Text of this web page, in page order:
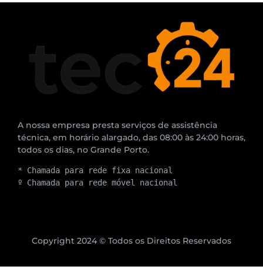
A nossa empresa presta serviços de assistência
técnica, em horário alargado, das 08:00 às 24:00 horas,
todos os dias, no Grande Porto.
* Chamada para rede fixa nacional
º Chamada para rede móvel nacional
Copyright 2024 © Todos os Direitos Reservados